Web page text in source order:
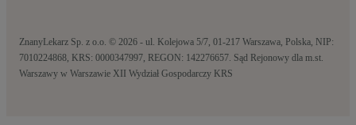
ZnanyLekarz Sp. z o.o. © 2026 - ul. Kolejowa 5/7, 01-217 Warszawa, Polska, NIP:
7010224868, KRS: 0000347997, REGON: 142276657. Sąd Rejonowy dla m.st.
Warszawy w Warszawie XII Wydział Gospodarczy KRS